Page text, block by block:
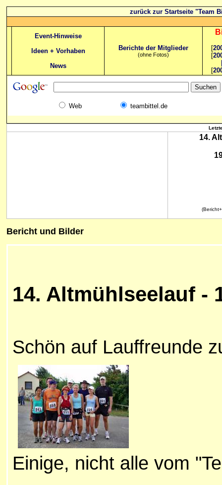
zurück zur Startseite "Team
Event-Hinweise
Ideen + Vorhaben
News
Berichte der Mitglieder
(ohne Fotos)
[
[
[
Web teambittel.de
14.
Bericht und Bilder
14. Altmühlseelauf -
Schön auf Lauffreunde
Einige, nicht alle vom